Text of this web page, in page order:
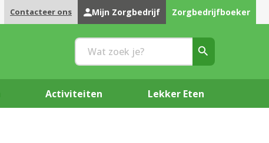
Contacteer ons Mijn Zorgbedrijf Zorgbedrijfboeker
Activiteiten Lekker Eten